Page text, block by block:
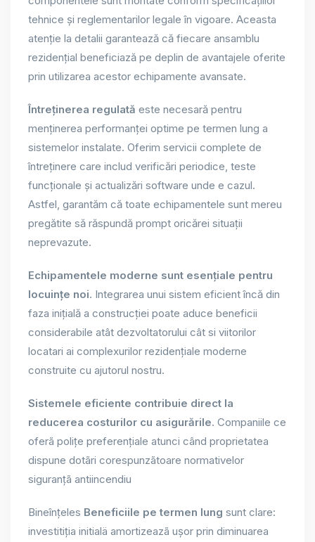
tehnice și reglementarilor legale în vigoare. Aceasta
atenție la detalii garantează că fiecare ansamblu
rezidențial beneficiază pe deplin de avantajele oferite
prin utilizarea acestor echipamente avansate.
Întreținerea regulată este necesară pentru
menținerea performanței optime pe termen lung a
sistemelor instalate. Oferim servicii complete de
întreținere care includ verificări periodice, teste
funcționale și actualizări software unde e cazul.
Astfel, garantăm că toate echipamentele sunt mereu
pregătite să răspundă prompt oricărei situații
neprevazute.
Echipamentele moderne sunt esențiale pentru
locuințe noi. Integrarea unui sistem eficient încă din
faza inițială a construcției poate aduce beneficii
considerabile atât dezvoltatorului cât si viitorilor
locatari ai complexurilor rezidenţiale moderne
construite cu ajutorul nostru.
Sistemele eficiente contribuie direct la
reducerea costurilor cu asigurările. Companiile ce
oferã polițe preferenţiale atunci când proprietatea
dispune dotãri corespunzãtoare normativelor
siguranţã antiincendiu
Bineînţeles Beneficiile pe termen lung sunt clare:
investitiţia initialä amortizeazã uşor prin diminuarea